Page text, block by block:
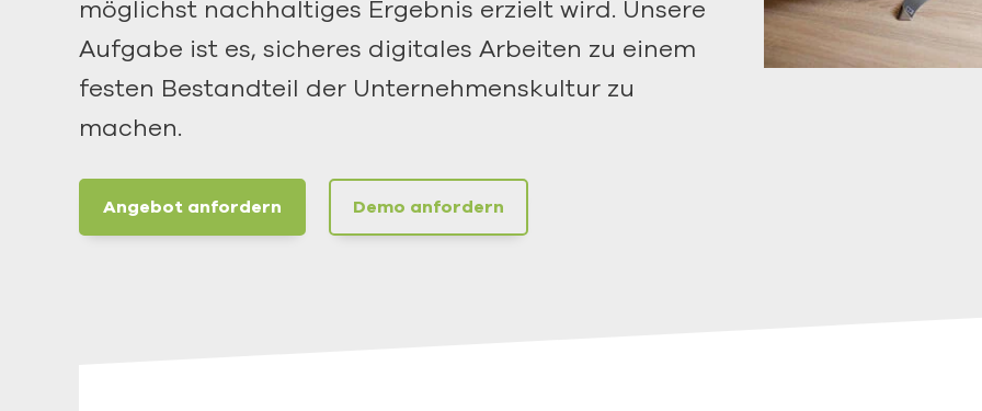
möglichst nachhaltiges Ergebnis erzielt wird. Unsere
Aufgabe ist es, sicheres digitales Arbeiten zu einem
festen Bestandteil der Unternehmenskultur zu
machen.
Angebot anfordern Demo anfordern